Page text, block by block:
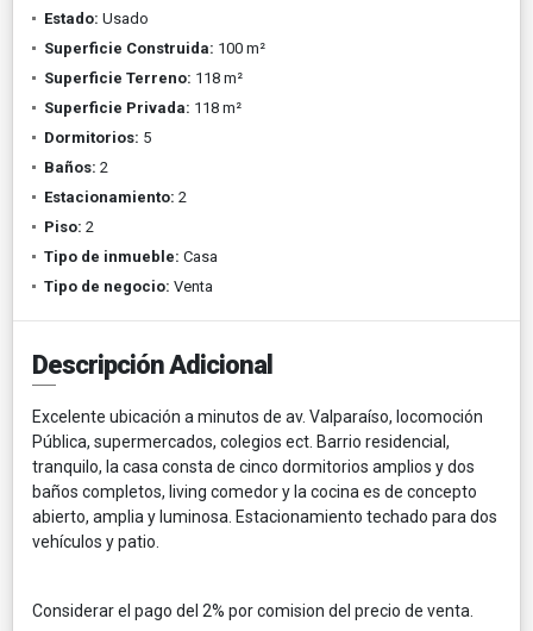
Estado: Usado
Superficie Construida: 100 m²
Superficie Terreno: 118 m²
Superficie Privada: 118 m²
Dormitorios: 5
Baños: 2
Estacionamiento: 2
Piso: 2
Tipo de inmueble: Casa
Tipo de negocio: Venta
Descripción Adicional
Excelente ubicación a minutos de av. Valparaíso, locomoción
Pública, supermercados, colegios ect. Barrio residencial,
tranquilo, la casa consta de cinco dormitorios amplios y dos
baños completos, living comedor y la cocina es de concepto
abierto, amplia y luminosa. Estacionamiento techado para dos
vehículos y patio.
Considerar el pago del 2% por comision del precio de venta.